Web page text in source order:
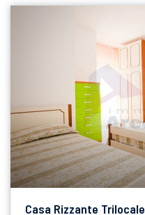
Casa Rizzante Trilocale